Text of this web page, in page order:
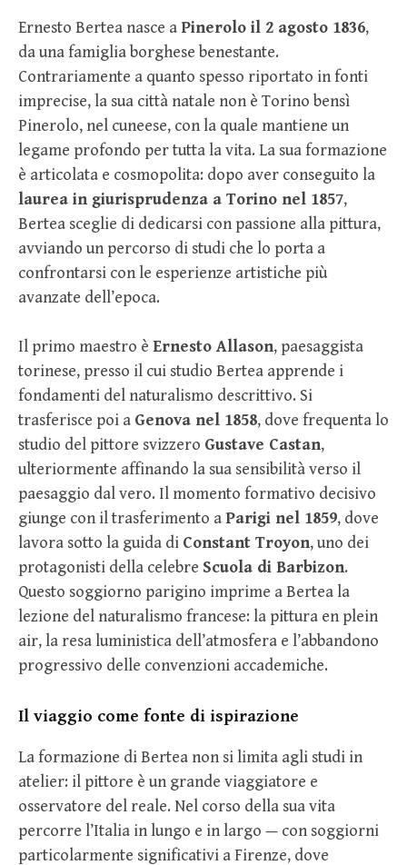
Ernesto Bertea nasce aPinerolo il 2 agosto 1836,
da una famiglia borghese benestante.
Contrariamente a quanto spesso riportato in fonti
imprecise, la sua città natale non è Torino bensì
Pinerolo, nel cuneese, con la quale mantiene un
legame profondo per tutta la vita. La sua formazione
è articolata e cosmopolita: dopo aver conseguito la
laurea in giurisprudenza a Torino nel 1857,
Bertea sceglie di dedicarsi con passione alla pittura,
avviando un percorso di studi che lo porta a
confrontarsi con le esperienze artistiche più
avanzate dell’epoca.
Il primo maestro è Ernesto Allason, paesaggista
torinese, presso il cui studio Bertea apprende i
fondamenti del naturalismo descrittivo. Si
trasferisce poi a Genova nel 1858, dove frequenta lo
studio del pittore svizzero Gustave Castan,
ulteriormente affinando la sua sensibilità verso il
paesaggio dal vero. Il momento formativo decisivo
giunge con il trasferimento aParigi nel 1859, dove
lavora sotto la guida di Constant Troyon, uno dei
protagonisti della celebre Scuola di Barbizon.
Questo soggiorno parigino imprime a Bertea la
lezione del naturalismo francese: la pittura en plein
air, la resa luministica dell’atmosfera e l’abbandono
progressivo delle convenzioni accademiche.
Il viaggio come fonte di ispirazione
La formazione di Bertea non si limita agli studi in
atelier: il pittore è un grande viaggiatore e
osservatore del reale. Nel corso della sua vita
percorre l’Italia in lungo e in largo — con soggiorni
particolarmente significativi a Firenze, dove